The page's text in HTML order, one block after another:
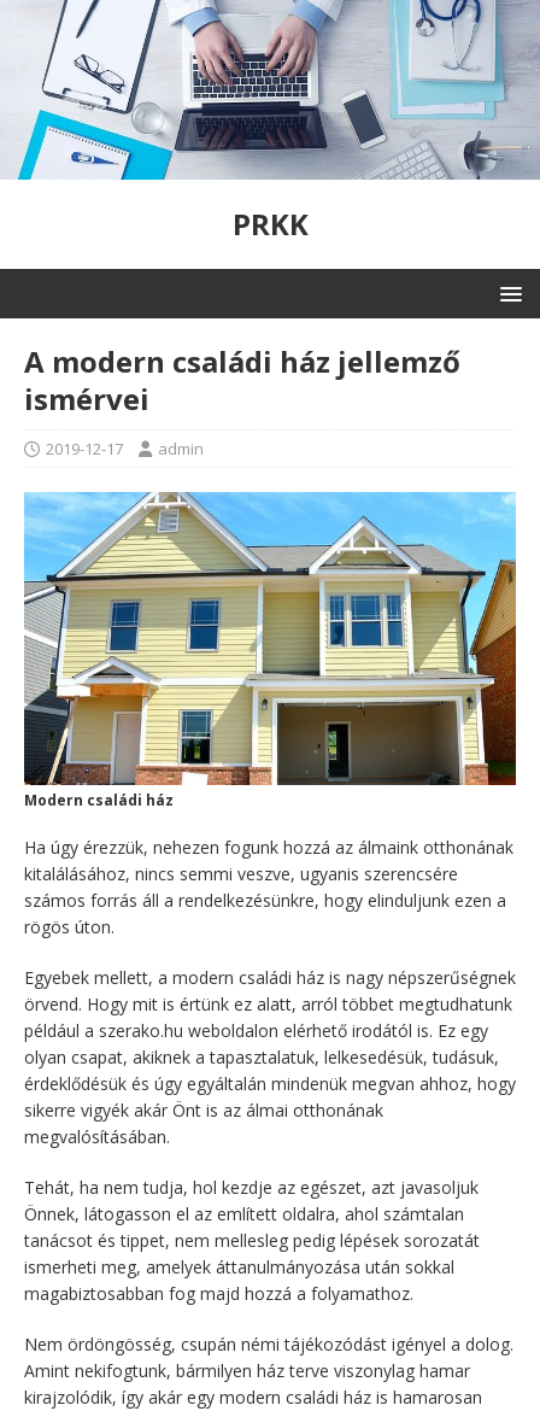
PRKK
A modern családi ház jellemző
ismérvei
2019-12-17 admin
Modern családi ház
Ha úgy érezzük, nehezen fogunk hozzá az álmaink otthonának
kitalálásához, nincs semmi veszve, ugyanis szerencsére
számos forrás áll a rendelkezésünkre, hogy elinduljunk ezen a
rögös úton.
Egyebek mellett, a modern családi ház is nagy népszerűségnek
örvend. Hogy mit is értünk ez alatt, arról többet megtudhatunk
például a szerako.hu weboldalon elérhető irodától is. Ez egy
olyan csapat, akiknek a tapasztalatuk, lelkesedésük, tudásuk,
érdeklődésük és úgy egyáltalán mindenük megvan ahhoz, hogy
sikerre vigyék akár Önt is az álmai otthonának
megvalósításában.
Tehát, ha nem tudja, hol kezdje az egészet, azt javasoljuk
Önnek, látogasson el az említett oldalra, ahol számtalan
tanácsot és tippet, nem mellesleg pedig lépések sorozatát
ismerheti meg, amelyek áttanulmányozása után sokkal
magabiztosabban fog majd hozzá a folyamathoz.
Nem ördöngösség, csupán némi tájékozódást igényel a dolog.
Amint nekifogtunk, bármilyen ház terve viszonylag hamar
kirajzolódik, így akár egy modern családi ház is hamarosan